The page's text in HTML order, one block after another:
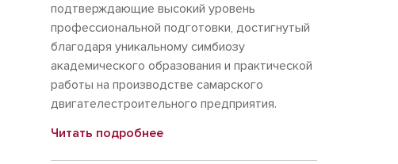
подтверждающие высокий уровень
профессиональной подготовки, достигнутый
благодаря уникальному симбиозу
академического образования и практической
работы на производстве самарского
двигателестроительного предприятия.
Читать подробнее